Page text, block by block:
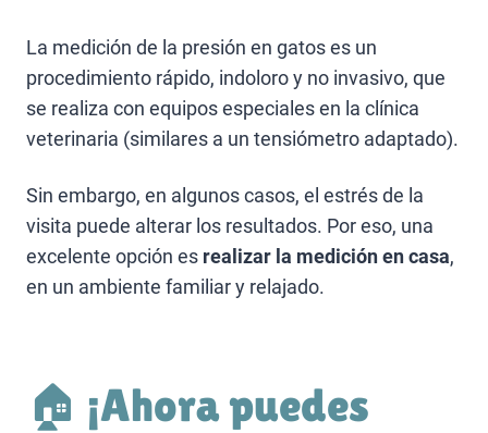
La medición de la presión en gatos es un
procedimiento rápido, indoloro y no invasivo, que
se realiza con equipos especiales en la clínica
veterinaria (similares a un tensiómetro adaptado).
Sin embargo, en algunos casos, el estrés de la
visita puede alterar los resultados. Por eso, una
excelente opción es realizar la medición en casa,
en un ambiente familiar y relajado.
🏠 ¡Ahora puedes